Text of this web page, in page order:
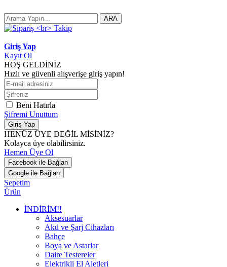
ARA
Giriş Yap
Kayıt Ol
HOŞ GELDİNİZ
Hızlı ve güvenli alışverişe giriş yapın!
Beni Hatırla
Şifremi Unuttum
Giriş Yap
HENÜZ ÜYE DEĞİL MİSİNİZ?
Kolayca üye olabilirsiniz.
Hemen Üye Ol
Facebook ile Bağlan
Google ile Bağlan
Sepetim
Ürün
İNDİRİM!!
Aksesuarlar
Akü ve Şarj Cihazları
Bahçe
Boya ve Astarlar
Daire Testereler
Elektrikli El Aletleri